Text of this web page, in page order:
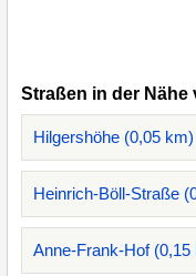
Straßen in der Nähe
Hilgershöhe (0,05 km)
Heinrich-Böll-Straße
Anne-Frank-Hof (0,15